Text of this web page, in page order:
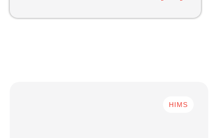
خدمات تكنولوجيا المعلومات